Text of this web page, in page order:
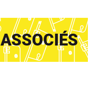
ASSOCIÉS